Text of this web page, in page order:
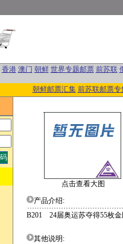
香港 澳门 朝鲜 世界专题邮票 前苏联
朝鲜邮票汇集 前苏联邮票专
点击查看大图
产品介绍:
B201 24届奥运苏夺得55枚
其他说明: